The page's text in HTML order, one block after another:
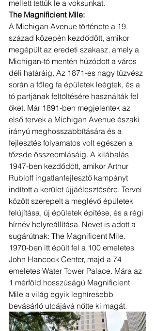
mellett tettük le a voksunkat.
The Magnificient Mile:
A Michigan Avenue története a 19.
század közepén kezdődött, amikor
megépült az eredeti szakasz, amely a
Michigan-tó mentén húzódott a város
déli határáig. Az 1871-es nagy tűzvész
során a főleg fa épületek leégtek, és a
tó partjának feltöltésére használták fel
őket. Már 1891-ben megjelentek az
első tervek a Michigan Avenue északi
irányú meghosszabbítására és a
fejlesztés folyamatos volt egészen a
tőzsde összeomlásáig. A kilábalás
1947-ben kezdődött, amikor Arthur
Rubloff ingatlanfejlesztő kampányt
indított a kerület újjáélesztésére. Tervei
között szerepelt a meglévő épületek
felújítása, új épületek építése, és a régi
hírnév helyreállítása. Nevet is adott a
sugárútnak: The Magnificent Mile.
1970-ben itt épült fel a 100 emeletes
John Hancock Center, majd a 74
emeletes Water Tower Palace. Mára az
1 mérföld hosszúságú Magnificient
Mile a világ egyik leghíresebb
bevásárló utcájává nőtte ki magát.